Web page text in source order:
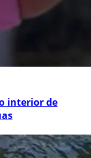
interior de